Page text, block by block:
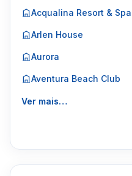
Acqualina Resort & Spa
Arlen House
Aurora
Aventura Beach Club
Ver mais…